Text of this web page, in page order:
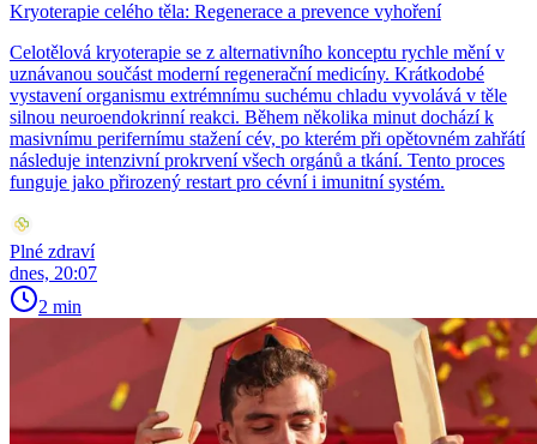
Kryoterapie celého těla: Regenerace a prevence vyhoření
Celotělová kryoterapie se z alternativního konceptu rychle mění v
uznávanou součást moderní regenerační medicíny. Krátkodobé
vystavení organismu extrémnímu suchému chladu vyvolává v těle
silnou neuroendokrinní reakci. Během několika minut dochází k
masivnímu perifernímu stažení cév, po kterém při opětovném zahřátí
následuje intenzivní prokrvení všech orgánů a tkání. Tento proces
funguje jako přirozený restart pro cévní i imunitní systém.
Plné zdraví
dnes, 20:07
2 min